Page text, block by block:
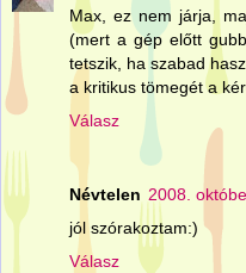
Max, ez nem járja,
(mert a gép előtt
tetszik, ha szabad
a kritikus tömegét a
Válasz
Névtelen 2008.
jól szórakoztam:)
Válasz